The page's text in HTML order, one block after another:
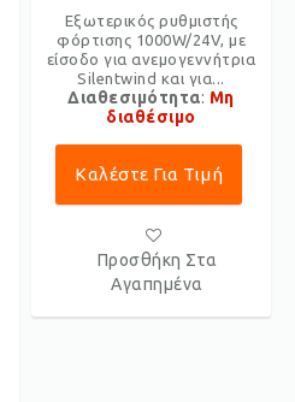
Εξωτερικός ρυθμιστής
φόρτισης 1000W/24V, με
είσοδο για ανεμογεννήτρια
Silentwind και για...
Διαθεσιμότητα: Μη
διαθέσιμο
Καλέστε Για Τιμή
Προσθήκη Στα
Αγαπημένα